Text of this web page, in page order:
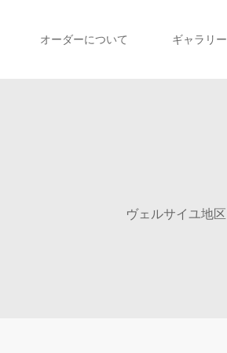
オーダーについて ギャラリー
ヴェルサイユ地区